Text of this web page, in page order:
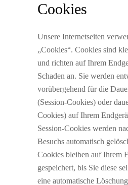
Cookies
Unsere Internetseiten
„Cookies“. Cookies sind
und richten auf Ihrem
Schaden an. Sie werden
vorübergehend für die
(Session-Cookies) oder
Cookies) auf Ihrem
Session-Cookies werden
Besuchs automatisch
Cookies bleiben auf Ihrem
gespeichert, bis Sie diese
eine automatische